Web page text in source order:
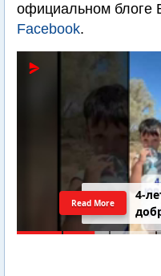
официальном блоге
Facebook.
4-
Read More